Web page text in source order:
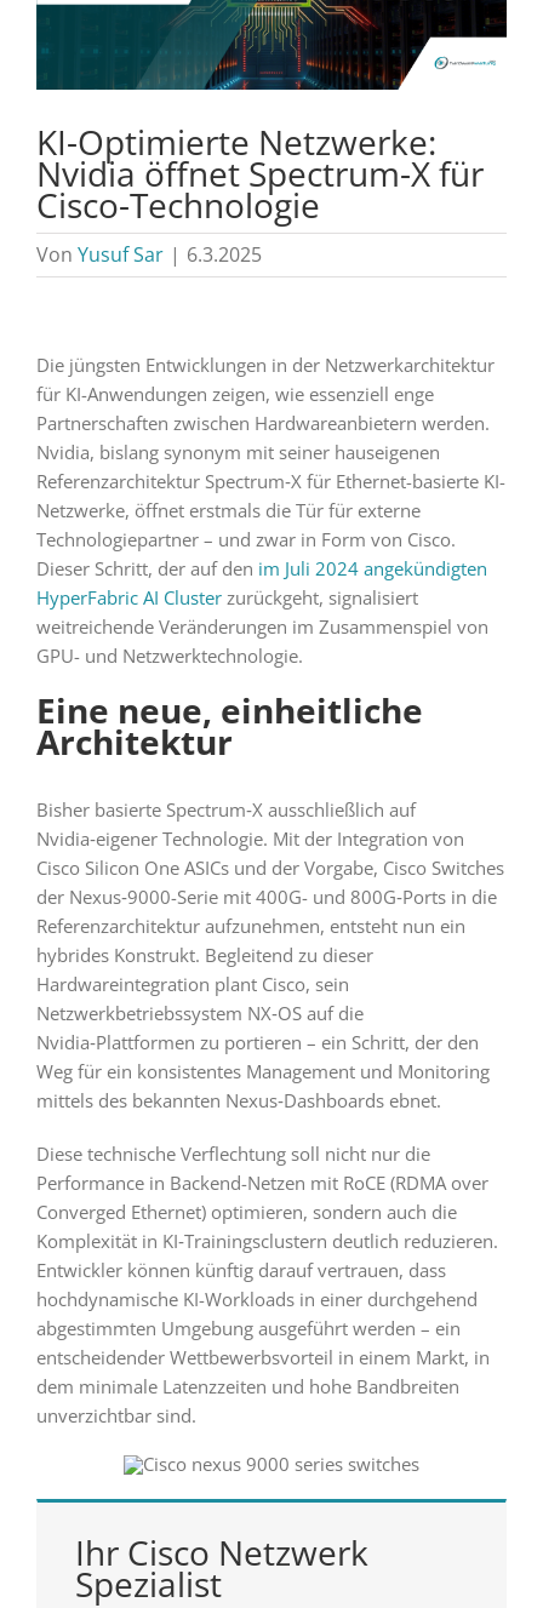
KI-Optimierte Netzwerke:
Nvidia öffnet Spectrum-X für
Cisco-Technologie
Von Yusuf Sar | 6.3.2025
Die jüngsten Entwicklungen in der Netzwerkarchitektur
für KI-Anwendungen zeigen, wie essenziell enge
Partnerschaften zwischen Hardwareanbietern werden.
Nvidia, bislang synonym mit seiner hauseigenen
Referenzarchitektur Spectrum‑X für Ethernet-basierte KI-
Netzwerke, öffnet erstmals die Tür für externe
Technologiepartner – und zwar in Form von Cisco.
Dieser Schritt, der auf den im Juli 2024 angekündigten
HyperFabric AI Clusterzurückgeht, signalisiert
weitreichende Veränderungen im Zusammenspiel von
GPU- und Netzwerktechnologie.
Eine neue, einheitliche
Architektur
Bisher basierte Spectrum‑X ausschließlich auf
Nvidia‑eigener Technologie. Mit der Integration von
Cisco Silicon One ASICs und der Vorgabe, Cisco Switches
der Nexus‑9000-Serie mit 400G- und 800G‑Ports in die
Referenzarchitektur aufzunehmen, entsteht nun ein
hybrides Konstrukt. Begleitend zu dieser
Hardwareintegration plant Cisco, sein
Netzwerkbetriebssystem NX‑OS auf die
Nvidia‑Plattformen zu portieren – ein Schritt, der den
Weg für ein konsistentes Management und Monitoring
mittels des bekannten Nexus‑Dashboards ebnet.
Diese technische Verflechtung soll nicht nur die
Performance in Backend-Netzen mit RoCE (RDMA over
Converged Ethernet) optimieren, sondern auch die
Komplexität in KI‑Trainingsclustern deutlich reduzieren.
Entwickler können künftig darauf vertrauen, dass
hochdynamische KI-Workloads in einer durchgehend
abgestimmten Umgebung ausgeführt werden – ein
entscheidender Wettbewerbsvorteil in einem Markt, in
dem minimale Latenzzeiten und hohe Bandbreiten
unverzichtbar sind.
Ihr Cisco Netzwerk
Spezialist